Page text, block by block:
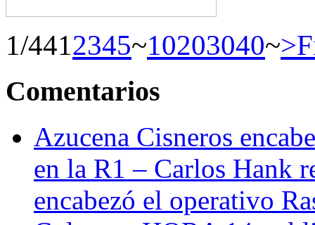
1/4412345~10203040~>
Comentarios
Azucena Cisneros
en la R1 – Carlos Hank
encabezó el operativo